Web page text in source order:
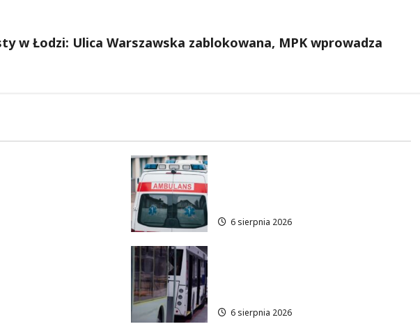
w Łodzi: Ulica Warszawska zablokowana, MPK wprowadza
6 sierpnia 2026
6 sierpnia 2026